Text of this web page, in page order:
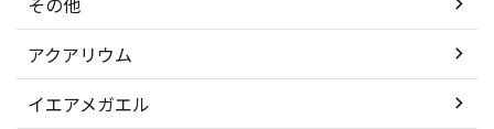
アクアリウム
イエアメガエル